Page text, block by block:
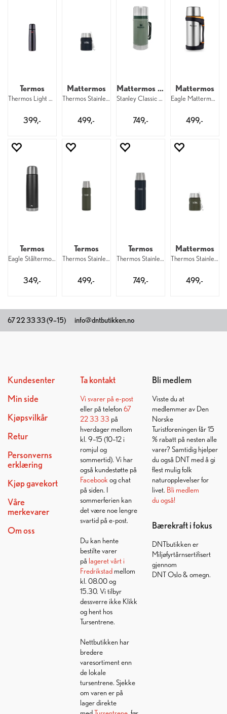
Termos
Thermos Light And Compact 500 ml Midnigh
399,-
Mattermos
Thermos Stainless King FoodJar 470 ml Mi
499,-
Mattermos 0,9 liter
Stanley Classic Vacuum Food 940 ml Green
749,-
Mattermos
Eagle Mattermos 1,5 liter
499,-
Termos
Eagle Ståltermos 1 liter Black
349,-
Termos
Thermos Stainless King 470 ml ArmyGreen
499,-
Termos
Thermos Stainless King 1200 ml MidnightB
749,-
Mattermos
Thermos Stainless King FoodJar 470 ml Ar
499,-
67 22 33 33 (9–15) info@dntbutikken.no
Kundesenter
Min side
Kjøpsvilkår
Retur
Personverns
erklæring
Kjøp gavekort
Våre
merkevarer
Om oss
Ta kontakt
Vi svarer på e-post
eller på telefon 67
22 33 33 på
hverdager mellom
kl. 9–15 (10–12 i
romjul og
sommertid). Vi har
også kundestøtte på
Facebook og chat
på siden. I
sommerferien kan
det være noe lengre
svartid på e-post.
Du kan hente
bestilte varer
på lageret vårt i
Fredrikstadmellom
kl. 08.00 og
15.30. Vi tilbyr
dessverre ikke Klikk
og hent hos
Tursentrene.
Nettbutikken har
bredere
varesortiment enn
de lokale
tursentrene. Sjekke
om varen er på
lager direkte
Bli medlem
Visste du at
medlemmer av Den
Norske
Turistforeningen får 15
% rabatt på nesten alle
varer? Samtidig hjelper
du også DNT med å gi
flest mulig folk
naturopplevelser for
livet. Bli medlem
du også!
Bærekraft i fokus
DNTbutikken er
Miljøfyrtårnsertifisert
gjennom
DNT Oslo & omegn.